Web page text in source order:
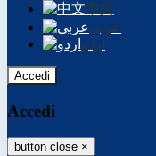
中文
عربى
اردو
Accedi
Accedi
button close ×